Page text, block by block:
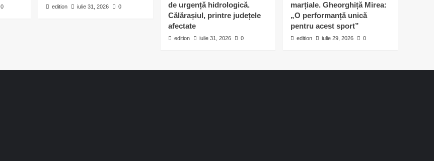
0 edition iulie 31, 2026 0
de urgență hidrologică.
Călărașiul, printre județele
afectate
edition iulie 31, 2026 0
marțiale. Gheorghiță Mirea:
„O performanță unică
pentru acest sport”
edition iulie 29, 2026 0